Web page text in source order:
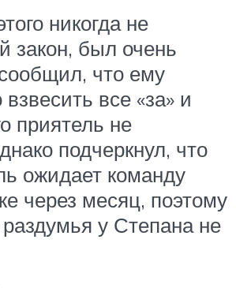
никогда не
закон, был очень
что ему
все «за» и
приятель не
подчеркнул, что
ожидает команду
через месяц, поэтому
у Степана не